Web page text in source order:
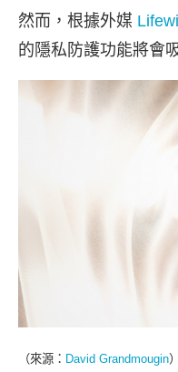
然而，根據外媒
的隱私防護功能將會
（來源： David Grandmougin）